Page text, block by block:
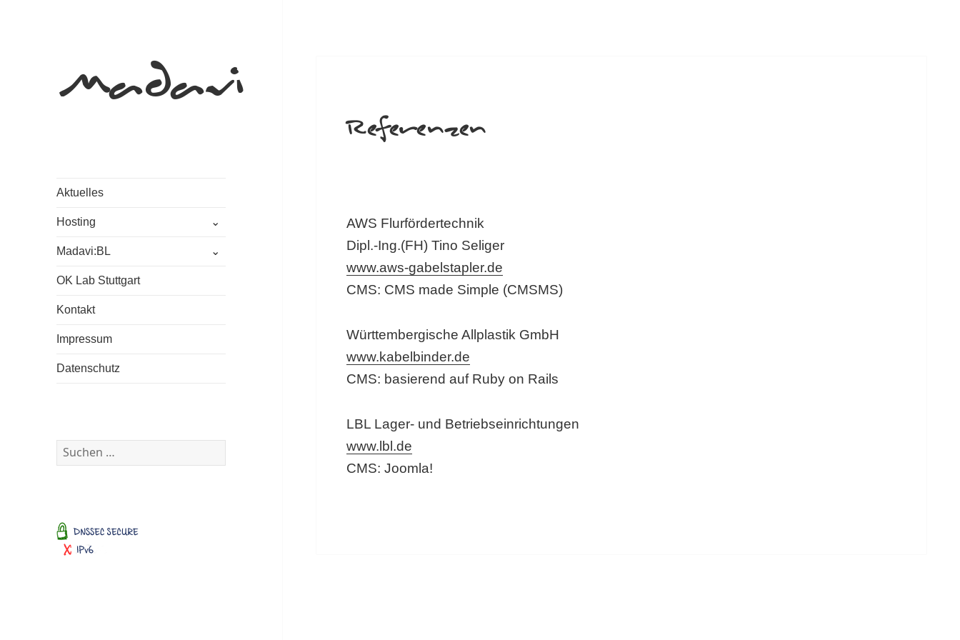
Madavi
Aktuelles
Hosting
öffnen
Madavi:BL
öffnen
OK Lab Stuttgart
Kontakt
Impressum
Datenschutz
Suchen
nach:
Referenzen
AWS Flurfördertechnik
Dipl.-Ing.(FH) Tino Seliger
www.aws-gabelstapler.de
CMS: CMS made Simple (CMSMS)
Württembergische Allplastik GmbH
www.kabelbinder.de
CMS: basierend auf Ruby on Rails
LBL Lager- und Betriebseinrichtungen
www.lbl.de
CMS: Joomla!